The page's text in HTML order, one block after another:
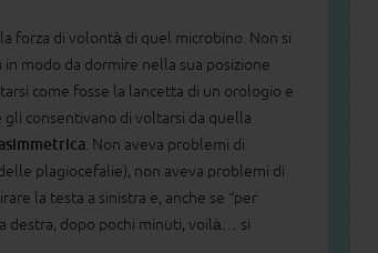
forza di volontà di quel microbino. Non si
in modo da dormire nella sua posizione
come fosse la lancetta di un orologio e
consentivano di voltarsi da quella
. Non aveva problemi di
plagiocefalie), non aveva problemi di
la testa a sinistra e, anche se “per
destra, dopo pochi minuti, voilà… si